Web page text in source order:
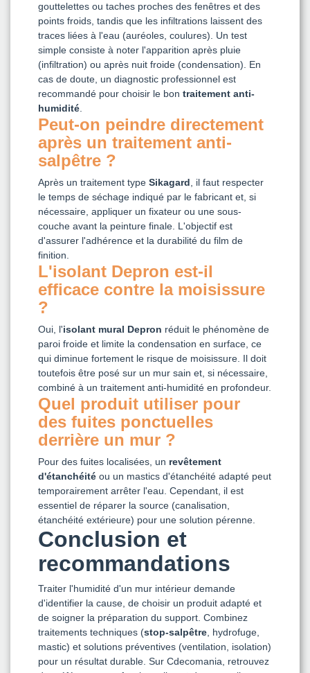
gouttelettes ou taches proches des fenêtres et des
points froids, tandis que les infiltrations laissent des
traces liées à l'eau (auréoles, coulures). Un test
simple consiste à noter l'apparition après pluie
(infiltration) ou après nuit froide (condensation). En
cas de doute, un diagnostic professionnel est
recommandé pour choisir le bon traitement anti-
humidité
Peut-on peindre directement
après un traitement anti-
salpêtre ?
Après un traitement type Sikagard , il faut respecter
le temps de séchage indiqué par le fabricant et, si
nécessaire, appliquer un fixateur ou une sous-
couche avant la peinture finale. L'objectif est
d'assurer l'adhérence et la durabilité du film de
finition.
L'isolant Depron est-il
efficace contre la moisissure
?
Oui, l'isolant mural Depron réduit le phénomène de
paroi froide et limite la condensation en surface, ce
qui diminue fortement le risque de moisissure. Il doit
toutefois être posé sur un mur sain et, si nécessaire,
combiné à un traitement anti-humidité en profondeur.
Quel produit utiliser pour
des fuites ponctuelles
derrière un mur ?
Pour des fuites localisées, un revêtement
d'étanchéité ou un mastics d'étanchéité adapté peut
temporairement arrêter l'eau. Cependant, il est
essentiel de réparer la source (canalisation,
étanchéité extérieure) pour une solution pérenne.
Conclusion et
recommandations
Traiter l'humidité d'un mur intérieur demande
d'identifier la cause, de choisir un produit adapté et
de soigner la préparation du support. Combinez
traitements techniques (stop-salpêtre , hydrofuge,
mastic) et solutions préventives (ventilation, isolation)
pour un résultat durable. Sur Cdecomania, retrouvez